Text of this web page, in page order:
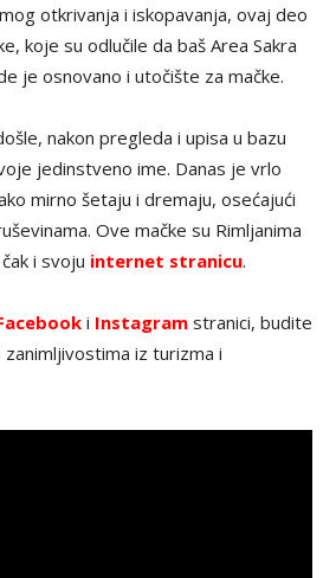
otkrivanja i iskopavanja, ovaj deo
koje su odlučile da baš Area Sakra
je osnovano i utočište za mačke.
nakon pregleda i upisa u bazu
jedinstveno ime. Danas je vrlo
mirno šetaju i dremaju, osećajući
Ove mačke su Rimljanima
i svoju internet stranicu.
i Instagram stranici, budite
iz turizma i